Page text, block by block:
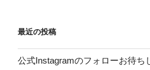
最近の投稿
公式Instagramのフォローお待ち